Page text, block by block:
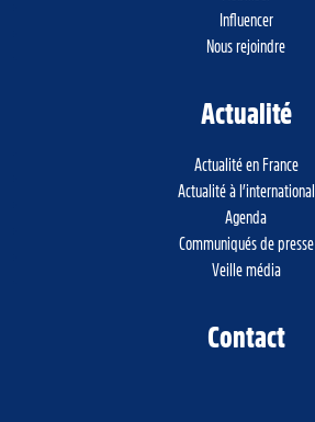
Influencer
Nous rejoindre
Actualité
Actualité en France
Actualité à l’international
Agenda
Communiqués de presse
Veille média
Contact